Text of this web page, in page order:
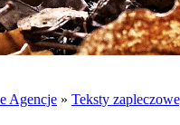
Agencje » Teksty